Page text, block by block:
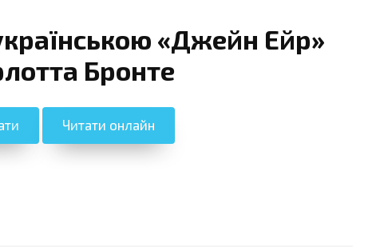
«Джейн Ейр»
Бронте
Читати онлайн